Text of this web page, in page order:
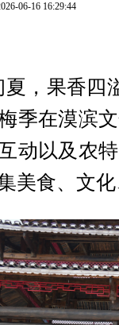
06-16 16:29:44
夏，果香四
季在漠滨
动以及农
美食、文